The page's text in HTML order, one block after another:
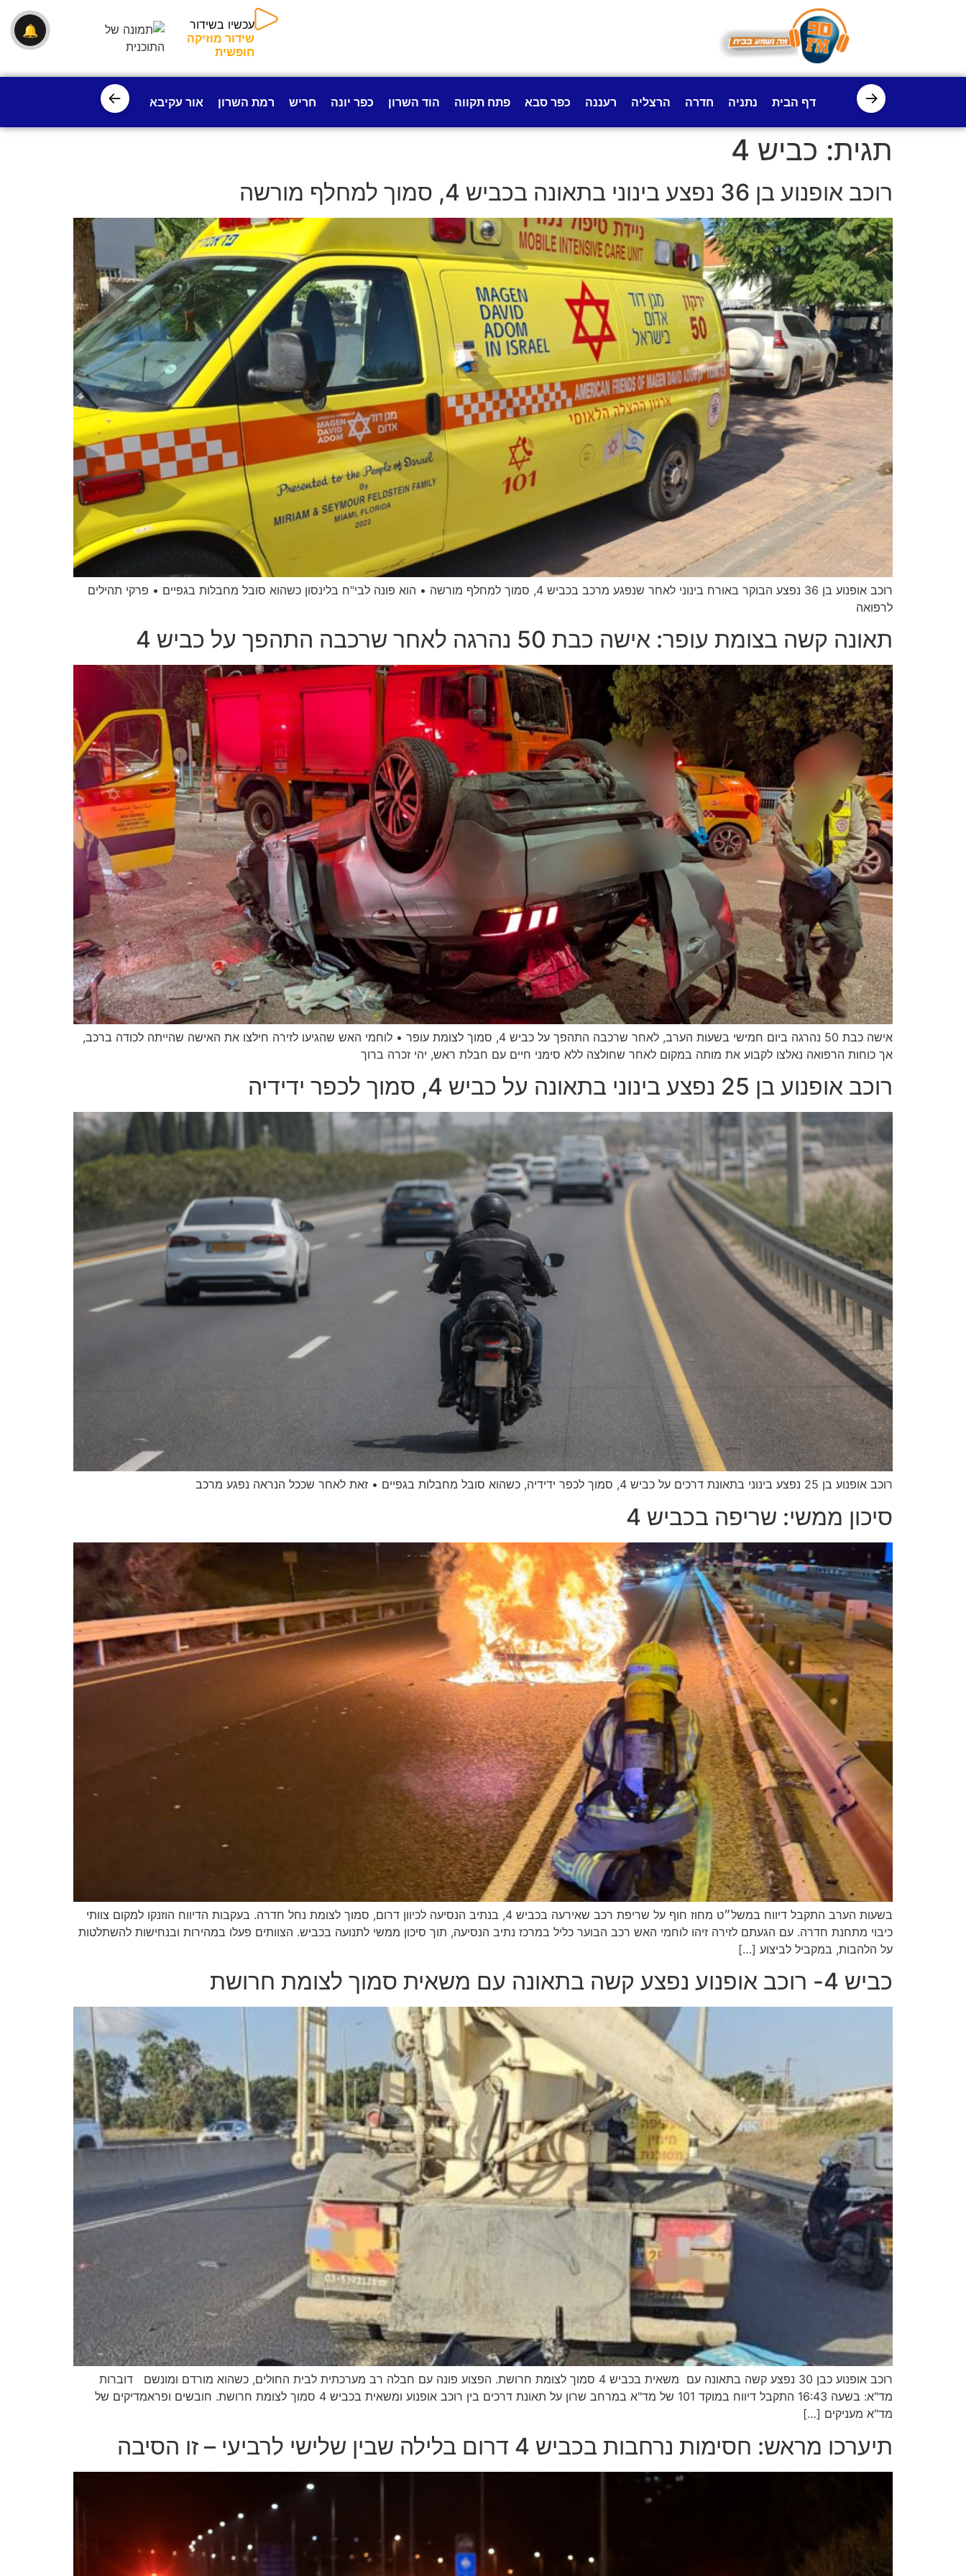
עכשיו בשידור
שידור מוזיקה
חופשית
→ דף הבית נתניה חדרה הרצליה רעננה כפר סבא פתח תקווה הוד השרון כפר יונה חריש רמת השרון אור עקיבא פרדס חנה
←
תגית: כביש 4
רוכב אופנוע בן 36 נפצע בינוני בתאונה בכביש 4, סמוך למחלף מורשה
רוכב אופנוע בן 36 נפצע הבוקר באורח בינוני לאחר שנפגע מרכב בכביש 4, סמוך למחלף מורשה • הוא פונה לבי"ח בלינסון כשהוא סובל מחבלות בגפיים • פרקי תהילים
לרפואה
תאונה קשה בצומת עופר: אישה כבת 50 נהרגה לאחר שרכבה התהפך על כביש 4
אישה כבת 50 נהרגה ביום חמישי בשעות הערב, לאחר שרכבה התהפך על כביש 4, סמוך לצומת עופר • לוחמי האש שהגיעו לזירה חילצו את האישה שהייתה לכודה ברכב,
אך כוחות הרפואה נאלצו לקבוע את מותה במקום לאחר שחולצה ללא סימני חיים עם חבלת ראש, יהי זכרה ברוך
רוכב אופנוע בן 25 נפצע בינוני בתאונה על כביש 4, סמוך לכפר ידידיה
רוכב אופנוע בן 25 נפצע בינוני בתאונת דרכים על כביש 4, סמוך לכפר ידידיה, כשהוא סובל מחבלות בגפיים • זאת לאחר שככל הנראה נפגע מרכב
סיכון ממשי: שריפה בכביש 4
בשעות הערב התקבל דיווח במשל״ט מחוז חוף על שריפת רכב שאירעה בכביש 4, בנתיב הנסיעה לכיוון דרום, סמוך לצומת נחל חדרה. בעקבות הדיווח הוזנקו למקום צוותי
כיבוי מתחנת חדרה. עם הגעתם לזירה זיהו לוחמי האש רכב הבוער כליל במרכז נתיב הנסיעה, תוך סיכון ממשי לתנועה בכביש. הצוותים פעלו במהירות ובנחישות להשתלטות
על הלהבות, במקביל לביצוע […]
כביש 4- רוכב אופנוע נפצע קשה בתאונה עם משאית סמוך לצומת חרושת
רוכב אופנוע כבן 30 נפצע קשה בתאונה עם משאית בכביש 4 סמוך לצומת חרושת. הפצוע פונה עם חבלה רב מערכתית לבית החולים, כשהוא מורדם ומונשם דוברות
מד"א: בשעה 16:43 התקבל דיווח במוקד 101 של מד"א במרחב שרון על תאונת דרכים בין רוכב אופנוע ומשאית בכביש 4 סמוך לצומת חרושת. חובשים ופראמדיקים של
מד"א מעניקים […]
תיערכו מראש: חסימות נרחבות בכביש 4 דרום בלילה שבין שלישי לרביעי – זו הסיבה
🔔